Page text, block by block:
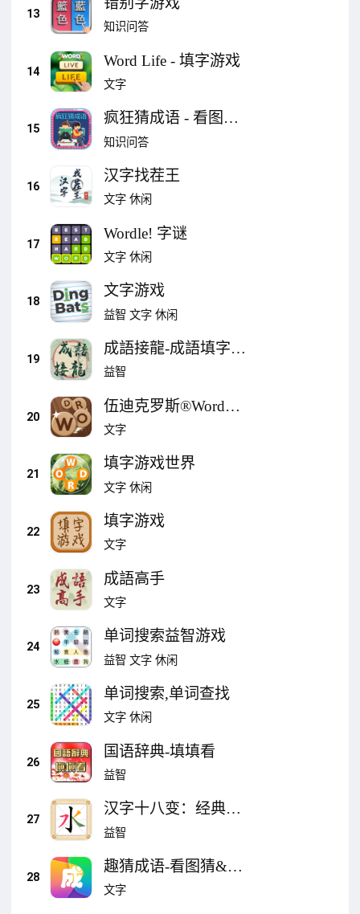
13
知识问答
14
Word Life - 填字游戏
文字
15
疯狂猜成语 - 看图猜
成语益智游戏
知识问答
16
汉字找茬王
文字 休闲
17
Wordle! 字谜
文字 休闲
18
文字游戏
益智 文字 休闲
19
成語接龍-成語填字小
遊戲
益智
20
伍迪克罗斯®Word
Connect游戏
文字
21
填字游戏世界
文字 休闲
22
填字游戏
文字
23
成語高手
文字
24
单词搜索益智游戏
益智 文字 休闲
25
单词搜索,单词查找
文字 休闲
26
国语辞典-填填看
益智
27
汉字十八变：经典变
字接龙、加一笔变
神奇变字
益智
28
趣猜成语-看图猜&填
字接龙
文字